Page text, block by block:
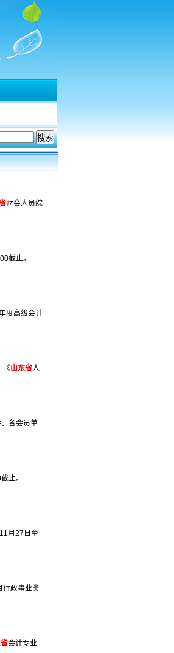
财会人员综
截止。
度高级会计
《山东省人
各会员单
止。
月27日至
行政事业类
会计专业